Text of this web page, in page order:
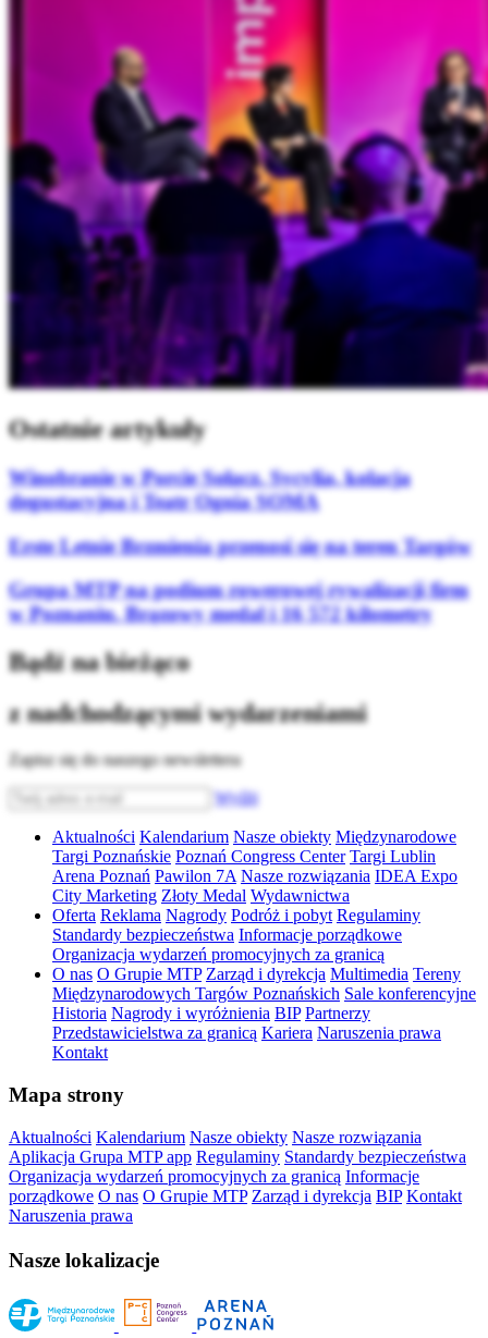
Ostatnie artykuły
Winobranie w Porcie Sołacz. Sycylia, kolacja
degustacyjna i Teatr Ognia SOMA
Erste Letnie Brzmienia przenosi się na teren Targów
Grupa MTP na podium rowerowej rywalizacji firm
w Poznaniu. Brązowy medal i 16 572 kilometry
Bądź na bieżąco
z nadchodzącymi wydarzeniami
Zapisz się do naszego newslettera
Wyślij
Aktualności Kalendarium Nasze obiekty Międzynarodowe
Targi Poznańskie Poznań Congress Center Targi Lublin
Arena Poznań Pawilon 7A Nasze rozwiązania IDEA Expo
City Marketing Złoty Medal Wydawnictwa
Oferta Reklama Nagrody Podróż i pobyt Regulaminy
Standardy bezpieczeństwa Informacje porządkowe
Organizacja wydarzeń promocyjnych za granicą
O nas O Grupie MTP Zarząd i dyrekcja Multimedia Tereny
Międzynarodowych Targów Poznańskich Sale konferencyjne
Historia Nagrody i wyróżnienia BIP Partnerzy
Przedstawicielstwa za granicą Kariera Naruszenia prawa
Kontakt
Mapa strony
Aktualności Kalendarium Nasze obiekty Nasze rozwiązania
Aplikacja Grupa MTP app Regulaminy Standardy bezpieczeństwa
Organizacja wydarzeń promocyjnych za granicą Informacje
porządkowe O nas O Grupie MTP Zarząd i dyrekcja BIP Kontakt
Naruszenia prawa
Nasze lokalizacje